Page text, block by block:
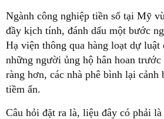
Ngành công nghiệp tiền số tại Mỹ
đầy kịch tính, đánh dấu một bước
Hạ viện thông qua hàng loạt dự
những người ủng hộ hân hoan
ràng hơn, các nhà phê bình lại cảnh
tiềm ẩn.
Câu hỏi đặt ra là, liệu đây có phải